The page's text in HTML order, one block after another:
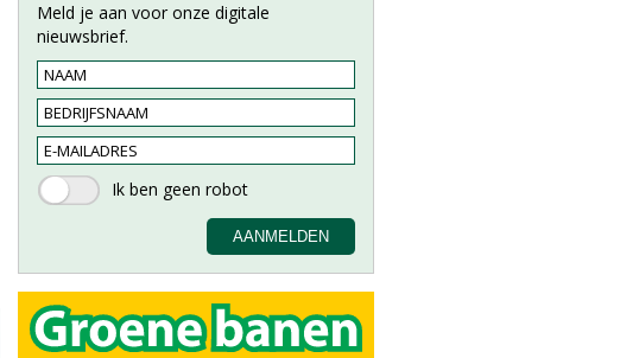
Meld je aan voor onze digitale
nieuwsbrief.